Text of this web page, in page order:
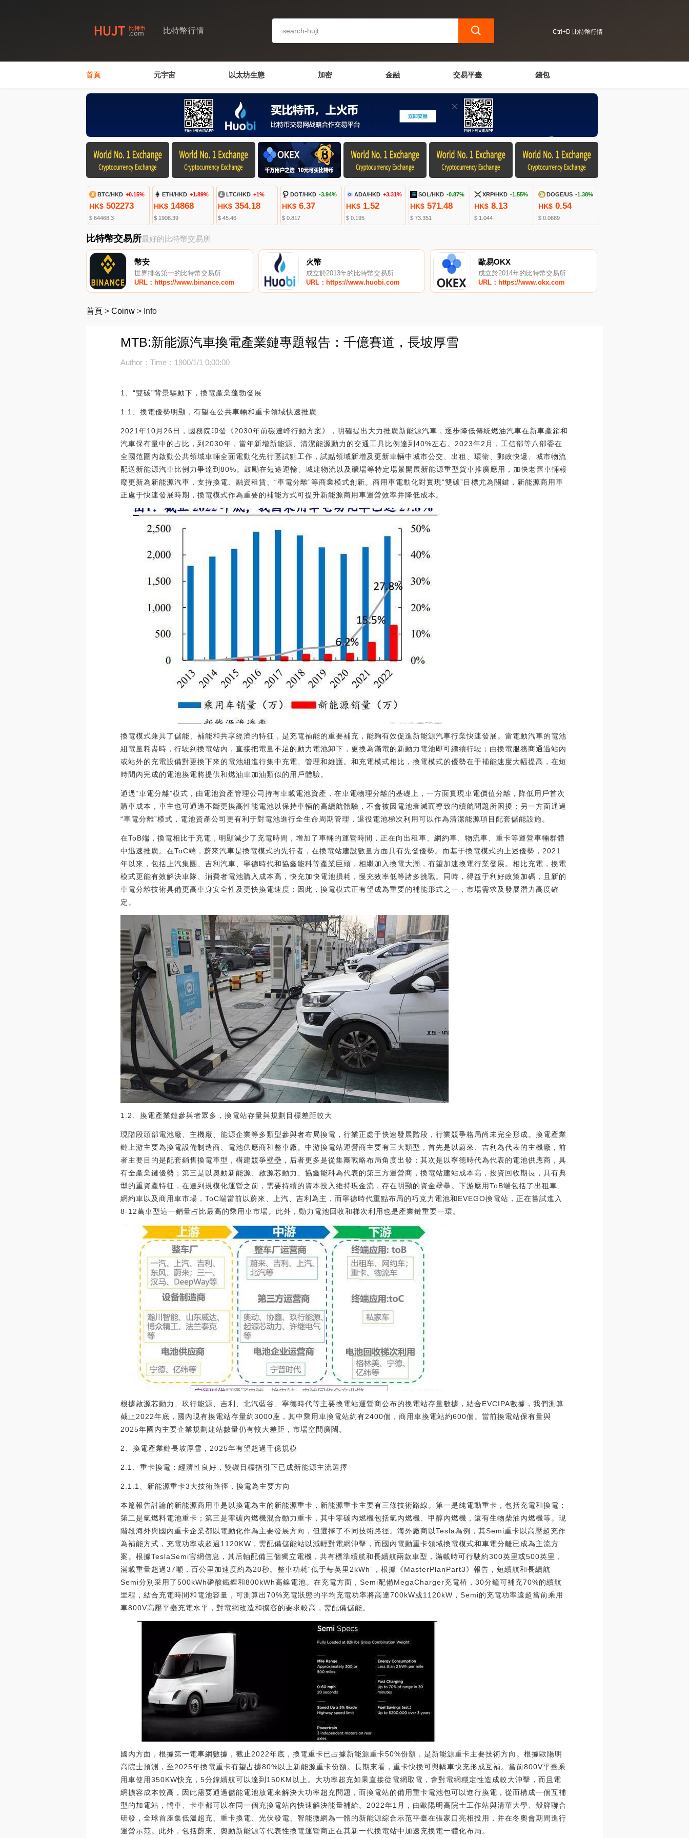
比特幣行情 Ctrl+D 比特幣行情
首頁 元宇宙 以太坊生態 加密 金融 交易平臺 錢包
BTC/HKD +0.15%
HK$ 502273
$ 64468.3
ETH/HKD +1.89%
HK$14868
$ 1908.39
LTC/HKD +1%
HK$354.18
$ 45.46
DOT/HKD -3.94%
HK$6.37
$ 0.817
ADA/HKD +3.31%
HK$1.52
$ 0.195
SOL/HKD -0.87%
HK$ 571.48
$ 73.351
XRP/HKD -1.55%
HK$ 8.13
$ 1.044
DOGE/US -1.38%
HK$ 0.54
$ 0.0689
比特幣交易所最好的比特幣交易所
幣安
世界排名第一的比特幣交易所
URL：https://www.binance.com
火幣
成立於2013年的比特幣交易所
URL：https://www.huobi.com
歐易OKX
成立於2014年的比特幣交易所
URL：https://www.okx.com
首頁 > Coinw > Info
MTB:新能源汽車換電產業鏈專題報告：千億賽道，長坡厚雪
Author：Time：1900/1/1 0:00:00
1、“雙碳”背景驅動下，換電產業蓬勃發展
1.1、換電優勢明顯，有望在公共車輛和重卡領域快速推廣
2021年10月26日，國務院印發《2030年前碳達峰行動方案》，明確提出大力推廣新能源汽車，逐步降低傳統燃油汽車在新車產銷和
汽車保有量中的占比，到2030年，當年新增新能源、清潔能源動力的交通工具比例達到40%左右。2023年2月，工信部等八部委在
全國范圍內啟動公共領域車輛全面電動化先行區試點工作，試點領域新增及更新車輛中城市公交、出租、環衛、郵政快遞、城市物流
配送新能源汽車比例力爭達到80%。鼓勵在短途運輸、城建物流以及礦場等特定場景開展新能源重型貨車推廣應用，加快老舊車輛報
廢更新為新能源汽車，支持換電、融資租賃、“車電分離”等商業模式創新。商用車電動化對實現“雙碳”目標尤為關鍵，新能源商用車
正處于快速發展時期，換電模式作為重要的補能方式可提升新能源商用車運營效率并降低成本。
換電模式兼具了儲能、補能和共享經濟的特征，是充電補能的重要補充，能夠有效促進新能源汽車行業快速發展。當電動汽車的電池
組電量耗盡時，行駛到換電站內，直接把電量不足的動力電池卸下，更換為滿電的新動力電池即可繼續行駛；由換電服務商通過站內
或站外的充電設備對更換下來的電池組進行集中充電、管理和維護。和充電模式相比，換電模式的優勢在于補能速度大幅提高，在短
時間內完成的電池換電將提供和燃油車加油類似的用戶體驗。
通過“車電分離”模式，由電池資產管理公司持有車載電池資產，在車電物理分離的基礎上，一方面實現車電價值分離，降低用戶首次
購車成本，車主也可通過不斷更換高性能電池以保持車輛的高續航體驗，不會被因電池衰減而導致的續航問題所困擾；另一方面通過
“車電分離”模式，電池資產公司更有利于對電池進行全生命周期管理，退役電池梯次利用可以作為清潔能源項目配套儲能設施。
在ToB端，換電相比于充電，明顯減少了充電時間，增加了車輛的運營時間，正在向出租車、網約車、物流車、重卡等運營車輛群體
中迅速推廣。在ToC端，蔚來汽車是換電模式的先行者，在換電站建設數量方面具有先發優勢。而基于換電模式的上述優勢，2021
年以來，包括上汽集團、吉利汽車、寧德時代和協鑫能科等產業巨頭，相繼加入換電大潮，有望加速換電行業發展。相比充電，換電
模式更能有效解決車隊、消費者電池購入成本高，快充加快電池損耗，慢充效率低等諸多挑戰。同時，得益于利好政策加碼，且新的
車電分離技術具備更高車身安全性及更快換電速度；因此，換電模式正有望成為重要的補能形式之一，市場需求及發展潛力高度確
定。
1.2、換電產業鏈參與者眾多，換電站存量與規劃目標差距較大
現階段頭部電池廠、主機廠、能源企業等多類型參與者布局換電，行業正處于快速發展階段，行業競爭格局尚未完全形成。換電產業
鏈上游主要為換電設備制造商、電池供應商和整車廠。中游換電站運營商主要有三大類型，首先是以蔚來、吉利為代表的主機廠，前
者主要目的是配套銷售換電車型，構建競爭壁壘，后者更多是從集團戰略布局角度出發；其次是以寧德時代為代表的電池供應商，具
有全產業鏈優勢；第三是以奧動新能源、啟源芯動力、協鑫能科為代表的第三方運營商，換電站建站成本高，投資回收期長，具有典
型的重資產特征，在達到規模化運營之前，需要持續的資本投入維持現金流，存在明顯的資金壁壘。下游應用ToB端包括了出租車、
網約車以及商用車市場，ToC端當前以蔚來、上汽、吉利為主，而寧德時代重點布局的巧克力電池和EVEGO換電站，正在嘗試進入
8-12萬車型這一銷量占比最高的乘用車市場。此外，動力電池回收和梯次利用也是產業鏈重要一環。
根據啟源芯動力、玖行能源、吉利、北汽藍谷、寧德時代等主要換電站運營商公布的換電站存量數據，結合EVCIPA數據，我們測算
截止2022年底，國內現有換電站存量約3000座，其中乘用車換電站約有2400個，商用車換電站約600個。當前換電站保有量與
2025年國內主要企業規劃建站數量仍有較大差距，市場空間廣闊。
2、換電產業鏈長坡厚雪，2025年有望超過千億規模
2.1、重卡換電：經濟性良好，雙碳目標指引下已成新能源主流選擇
2.1.1、新能源重卡3大技術路徑，換電為主要方向
本篇報告討論的新能源商用車是以換電為主的新能源重卡，新能源重卡主要有三條技術路線。第一是純電動重卡，包括充電和換電；
第二是氫燃料電池重卡；第三是零碳內燃機混合動力重卡，其中零碳內燃機包括氫內燃機、甲醇內燃機，還有生物柴油內燃機等。現
階段海外與國內重卡企業都以電動化作為主要發展方向，但選擇了不同技術路徑。海外廠商以Tesla為例，其Semi重卡以高壓超充作
為補能方式，充電功率或超過1120KW，需配備儲能站以減輕對電網沖擊，而國內電動重卡領域換電模式和車電分離已成為主流方
案。根據TeslaSemi官網信息，其后軸配備三個獨立電機，共有標準續航和長續航兩款車型，滿載時可行駛約300英里或500英里，
滿載重量超過37噸，百公里加速度約為20秒。整車功耗“低于每英里2kWh”，根據《MasterPlanPart3》報告，短續航和長續航
Semi分別采用了500kWh磷酸鐵鋰和800kWh高鎳電池。在充電方面，Semi配備MegaCharger充電樁，30分鐘可補充70%的續航
里程，結合充電時間和電池容量，可測算出70%充電狀態的平均充電功率將高達700kW或1120kW，Semi的充電功率遠超當前乘用
車800V高壓平臺充電水平，對電網改造和擴容的要求較高，需配備儲能。
國內方面，根據第一電車網數據，截止2022年底，換電重卡已占據新能源重卡50%份額，是新能源重卡主要技術方向。根據歐陽明
高院士預測，至2025年換電重卡有望占據80%以上新能源重卡份額。長期來看，重卡快換可與轎車快充形成互補。當前800V平臺乘
用車使用350KW快充，5分鐘續航可以達到150KM以上。大功率超充如果直接從電網取電，會對電網穩定性造成較大沖擊，而且電
網擴容成本較高，因此需要通過儲能電池放電來解決大功率超充問題，而換電站的備用重卡電池包可以進行換電，從而構成一個互補
型的加電站，轎車、卡車都可以在同一個充換電站內快速解決能量補給。2022年1月，由歐陽明高院士工作站與清華大學、殼牌聯合
研發，全球首座集低溫超充、重卡換電、光伏發電、智能微網為一體的新能源綜合示范平臺在張家口亮相投用，并在冬奧會期間進行
運營示范。此外，包括蔚來、奧動新能源等代表性換電運營商正在其新一代換電站中加速充換電一體化布局。